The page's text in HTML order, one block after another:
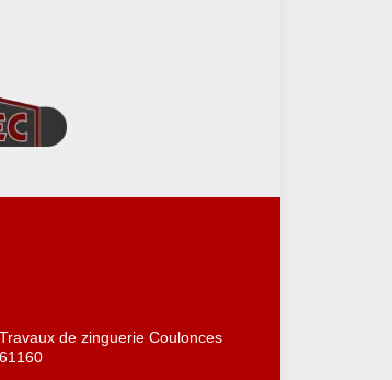
Travaux de zinguerie Coulonces
61160